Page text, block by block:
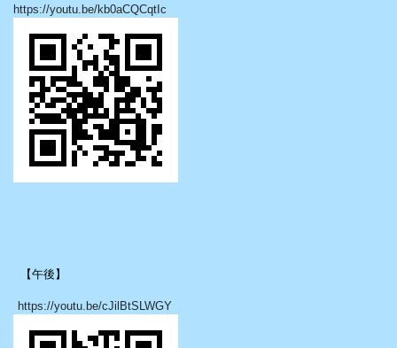
https://youtu.be/kb0aCQCqtIc
【午後】
https://youtu.be/cJilBtSLWGY